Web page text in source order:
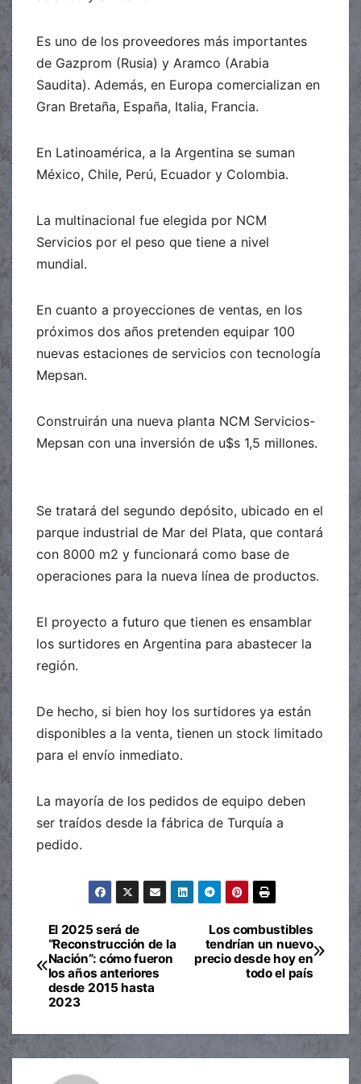
Es uno de los proveedores más importantes
de Gazprom (Rusia) y Aramco (Arabia
Saudita). Además, en Europa comercializan en
Gran Bretaña, España, Italia, Francia.
En Latinoamérica, a la Argentina se suman
México, Chile, Perú, Ecuador y Colombia.
La multinacional fue elegida por NCM
Servicios por el peso que tiene a nivel
mundial.
En cuanto a proyecciones de ventas, en los
próximos dos años pretenden equipar 100
nuevas estaciones de servicios con tecnología
Mepsan.
Construirán una nueva planta NCM Servicios-
Mepsan con una inversión de u$s 1,5 millones.
Se tratará del segundo depósito, ubicado en el
parque industrial de Mar del Plata, que contará
con 8000 m2 y funcionará como base de
operaciones para la nueva línea de productos.
El proyecto a futuro que tienen es ensamblar
los surtidores en Argentina para abastecer la
región.
De hecho, si bien hoy los surtidores ya están
disponibles a la venta, tienen un stock limitado
para el envío inmediato.
La mayoría de los pedidos de equipo deben
ser traídos desde la fábrica de Turquía a
pedido.
Navegación
de
entradas
Los combustibles
tendrían un nuevo
precio desde hoy en
todo el país
El 2025 será de
“Reconstrucción de la
Nación”: cómo fueron
los años anteriores
desde 2015 hasta
2023